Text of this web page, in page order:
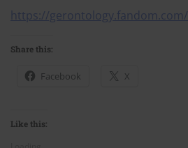
https://gerontology.fandom.com/
Share this:
Facebook X
Like this: